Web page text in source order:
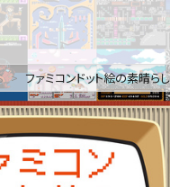
ファミコンドット絵の素晴ら